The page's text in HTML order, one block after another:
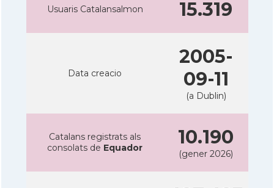
Usuaris Catalansalmon 15.319
Data creacio
2005-
09-11
(a Dublin)
Catalans registrats als
consolats de Equador 10.190
(gener 2026)